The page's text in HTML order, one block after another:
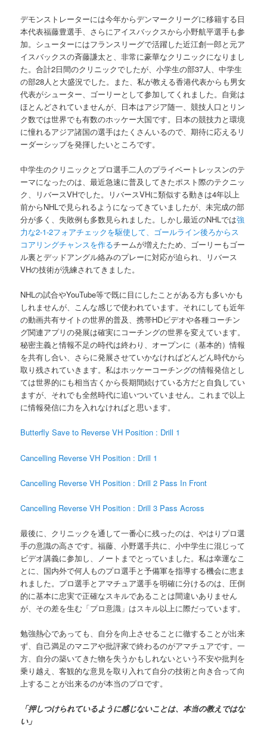
デモンストレーターには今年からデンマークリーグに移籍する日
本代表福藤豊選手、さらにアイスバックスから小野航平選手も参
加。シューターにはフランスリーグで活躍した近江創一郎と元ア
イスバックスの斉藤謙太と、非常に豪華なクリニックになりまし
た。合計2日間のクリニックでしたが、小学生の部37人、中学生
の部28人と大盛況でした。また、私が教える香港代表からも男女
代表がシューター、ゴーリーとして参加してくれました。自覚は
ほとんどされていませんが、日本はアジア随一、競技人口とリン
ク数では世界でも有数のホッケー大国です。日本の競技力と環境
に憧れるアジア諸国の選手はたくさんいるので、期待に応えるリ
ーダーシップを発揮したいところです。
中学生のクリニックとプロ選手二人のプライベートレッスンのテ
ーマになったのは、最近急速に普及してきたポスト際のテクニッ
ク、リバースVHでした。リバースVHに類似する動きは4年以上
前からNHLで見られるようになってきていましたが、未完成の部
分が多く、失敗例も多数見られました。しかし最近のNHLでは強
力な2-1-2フォアチェックを駆使して、ゴールライン後ろからス
コアリングチャンスを作るチームが増えたため、ゴーリーもゴー
ル裏とデッドアングル絡みのプレーに対応が迫られ、リバース
VHの技術が洗練されてきました。
NHLの試合やYouTube等で既に目にしたことがある方も多いかも
しれませんが、こんな感じで使われています。それにしても近年
の動画共有サイトの世界的普及、携帯HDビデオや各種コーチン
グ関連アプリの発展は確実にコーチングの世界を変えています。
秘密主義と情報不足の時代は終わり、オープンに（基本的）情報
を共有し合い、さらに発展させていかなければどんどん時代から
取り残されていきます。私はホッケーコーチングの情報発信とし
ては世界的にも相当古くから長期間続けている方だと自負してい
ますが、それでも全然時代に追いついていません。これまで以上
に情報発信に力を入れなければと思います。
Butterfly Save to Reverse VH Position : Drill 1
Cancelling Reverse VH Position : Drill 1
Cancelling Reverse VH Position : Drill 2 Pass In Front
Cancelling Reverse VH Position : Drill 3 Pass Across
最後に、クリニックを通して一番心に残ったのは、やはりプロ選
手の意識の高さです。福藤、小野選手共に、小中学生に混じって
ビデオ講義に参加し、ノートまでとっていました。私は幸運なこ
とに、国内外で何人ものプロ選手と予備軍を指導する機会に恵ま
れました。プロ選手とアマチュア選手を明確に分けるのは、圧倒
的に基本に忠実で正確なスキルであることは間違いありません
が、その差を生む「プロ意識」はスキル以上に際だっています。
勉強熱心であっても、自分を向上させることに徹することが出来
ず、自己満足のマニアや批評家で終わるのがアマチュアです。一
方、自分の築いてきた物を失うかもしれないという不安や批判を
乗り越え、客観的な意見を取り入れて自分の技術と向き合って向
上することが出来るのが本当のプロです。
「押しつけられているように感じないことは、本当の教えではな
い」